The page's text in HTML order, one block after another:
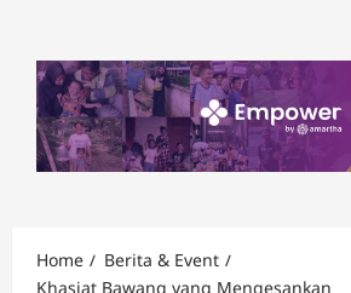
content
Home
Berita & Event
Khasiat Bawang yang Mengesankan